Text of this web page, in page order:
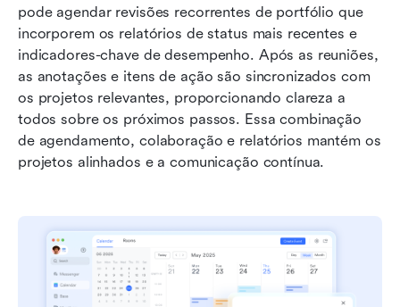
pode agendar revisões recorrentes de portfólio que
incorporem os relatórios de status mais recentes e
indicadores-chave de desempenho. Após as reuniões,
as anotações e itens de ação são sincronizados com
os projetos relevantes, proporcionando clareza a
todos sobre os próximos passos. Essa combinação
de agendamento, colaboração e relatórios mantém os
projetos alinhados e a comunicação contínua.